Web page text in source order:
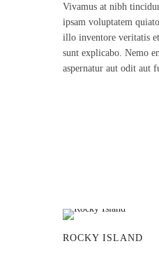
Vivamus at nibh
ipsam voluptatem
illo inventore veritatis
sunt explicabo. Nemo
aspernatur aut odit aut
ROCKY ISLAND